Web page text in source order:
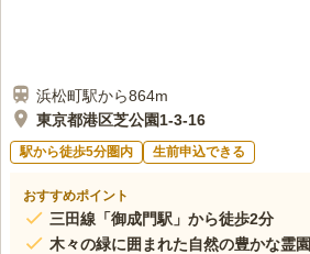
浜松町駅から864m
東京都港区芝公園1-3-16
駅から徒歩5分圏内 生前申込できる
おすすめポイント
三田線「御成門駅」から徒歩2分
木々の緑に囲まれた自然の豊かな霊園